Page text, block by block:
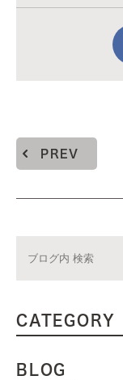
PREV
CATEGORY
BLOG